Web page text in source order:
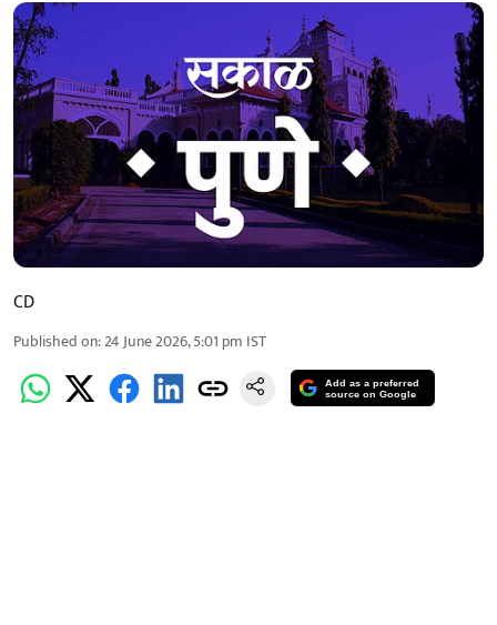
CD
Published on:24 June 2026, 5:01 pm IST
Add as a preferred
source on Google